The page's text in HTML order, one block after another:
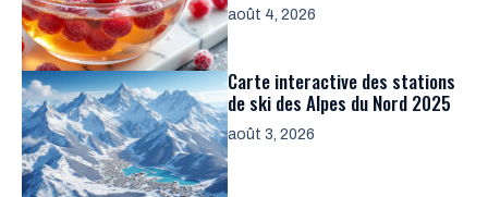
août 4, 2026
Carte interactive des stations
de ski des Alpes du Nord 2025
août 3, 2026